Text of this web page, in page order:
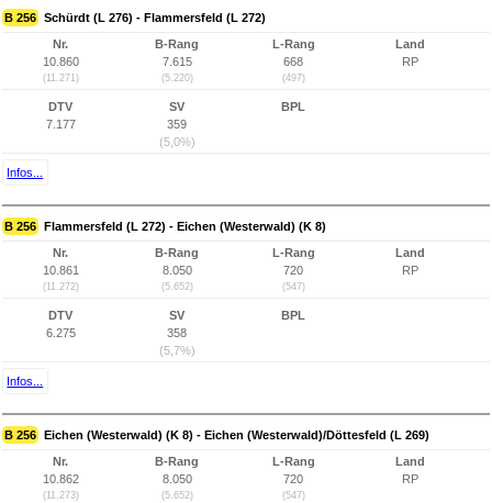
B 256 Schürdt (L 276) - Flammersfeld (L 272)
Nr.
10.860
(11.271)
B-Rang
7.615
(5.220)
L-Rang
668
(497)
Land
RP
DTV
7.177
SV
359
(5,0%)
BPL
Infos...
B 256 Flammersfeld (L 272) - Eichen (Westerwald) (K 8)
Nr.
10.861
(11.272)
B-Rang
8.050
(5.652)
L-Rang
720
(547)
Land
RP
DTV
6.275
SV
358
(5,7%)
BPL
Infos...
B 256 Eichen (Westerwald) (K 8) - Eichen (Westerwald)/Döttesfeld (L 269)
Nr.
10.862
(11.273)
B-Rang
8.050
(5.652)
L-Rang
720
(547)
Land
RP